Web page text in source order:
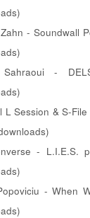
- Soundwall
Sahraoui -
L Session & S-
- L.I.E.S.
- When